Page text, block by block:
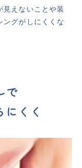
見えないことや装
ングがしにくくな
で
くく